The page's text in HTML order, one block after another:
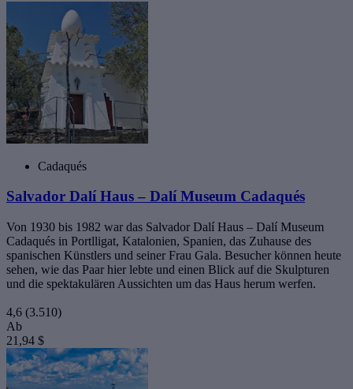
Cadaqués
Salvador Dalí Haus – Dalí Museum Cadaqués
Von 1930 bis 1982 war das Salvador Dalí Haus – Dalí Museum
Cadaqués in Portlligat, Katalonien, Spanien, das Zuhause des
spanischen Künstlers und seiner Frau Gala. Besucher können heute
sehen, wie das Paar hier lebte und einen Blick auf die Skulpturen
und die spektakulären Aussichten um das Haus herum werfen.
4,6 (3.510)
Ab
21,94 $